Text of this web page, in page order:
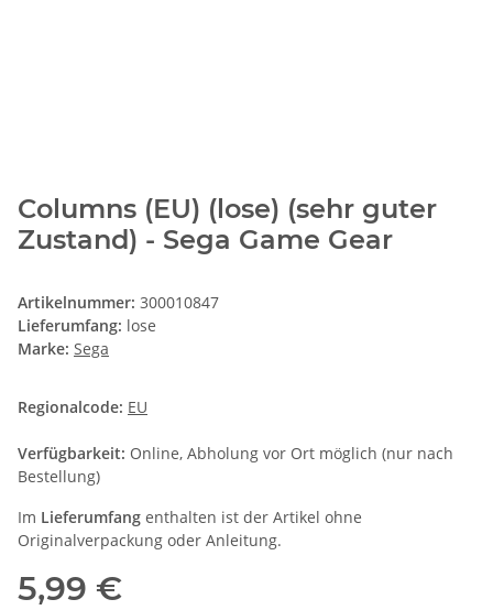
Columns (EU) (lose) (sehr guter
Zustand) - Sega Game Gear
Artikelnummer: 300010847
Lieferumfang: lose
Marke: Sega
Regionalcode: EU
Verfügbarkeit: Online, Abholung vor Ort möglich (nur nach
Bestellung)
Im Lieferumfang enthalten ist der Artikel ohne
Originalverpackung oder Anleitung.
5,99 €